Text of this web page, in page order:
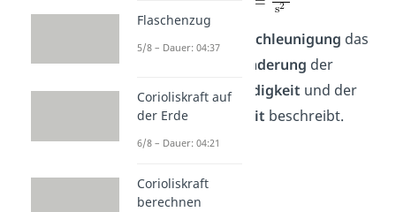
da die Winkelbeschleunigung das
Änderung der
Winkelgeschwindigkeit und der
Änderung
Zeit beschreibt.
Flaschenzug
5/8 – Dauer: 04:37
Corioliskraft auf
der Erde
6/8 – Dauer: 04:21
Corioliskraft
berechnen